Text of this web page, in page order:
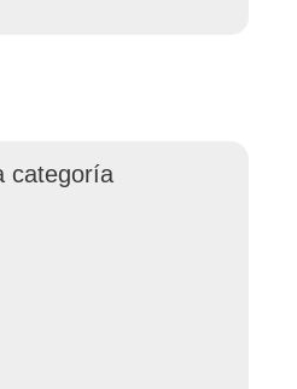
categoría